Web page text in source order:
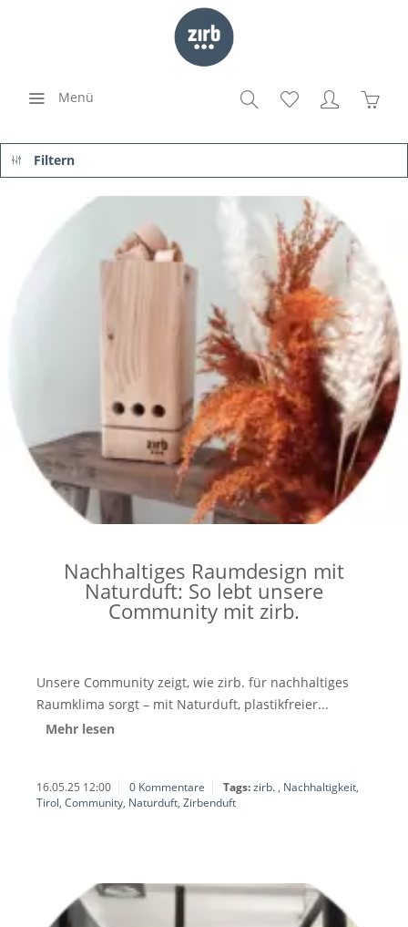
Menü
Filtern
Nachhaltiges Raumdesign mit
Naturduft: So lebt unsere
Community mit zirb.
Unsere Community zeigt, wie zirb. für nachhaltiges
Raumklima sorgt – mit Naturduft, plastikfreier...
Mehr lesen
16.05.25 12:00 0 Kommentare Tags:zirb. , Nachhaltigkeit,
Tirol, Community, Naturduft, Zirbenduft